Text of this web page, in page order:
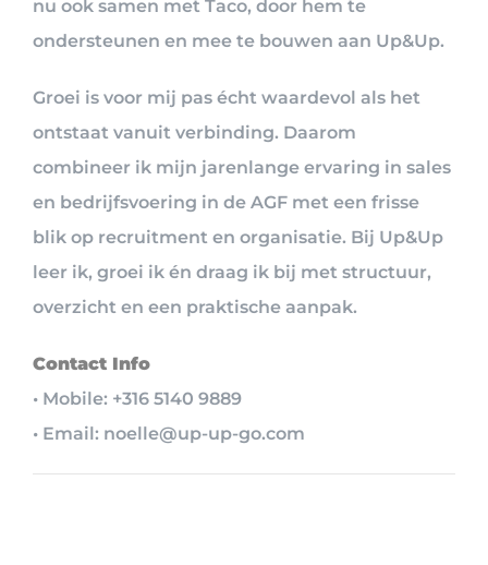
nu ook samen met Taco, door hem te
ondersteunen en mee te bouwen aan Up&Up.
Groei is voor mij pas écht waardevol als het
ontstaat vanuit verbinding. Daarom
combineer ik mijn jarenlange ervaring in sales
en bedrijfsvoering in de AGF met een frisse
blik op recruitment en organisatie. Bij Up&Up
leer ik, groei ik én draag ik bij met structuur,
overzicht en een praktische aanpak.
Contact Info
• Mobile: +316 5140 9889
• Email: noelle@up-up-go.com